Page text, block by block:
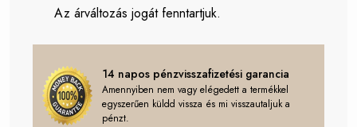
Az árváltozás jogát fenntartjuk.
14 napos pénzvisszafizetési garancia
Amennyiben nem vagy elégedett a termékkel
egyszerűen küldd vissza és mi visszautaljuk a
pénzt.